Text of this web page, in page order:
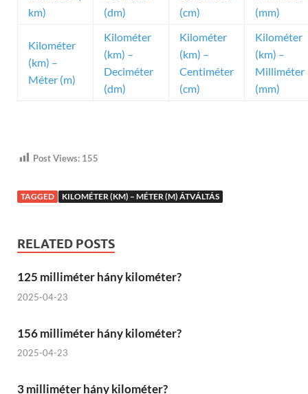
km)
(dm)
(cm)
(mm)
Kilométer
(km) –
Méter (m)
Kilométer
(km) –
Deciméter
(dm)
Kilométer
(km) –
Centiméter
(cm)
Kilométer
(km) –
Milliméter
(mm)
Post Views: 155
TAGGED KILOMÉTER (KM) – MÉTER (M) ÁTVÁLTÁS
RELATED POSTS
125 milliméter hány kilométer?
2025-04-23
156 milliméter hány kilométer?
2025-04-23
3 milliméter hány kilométer?